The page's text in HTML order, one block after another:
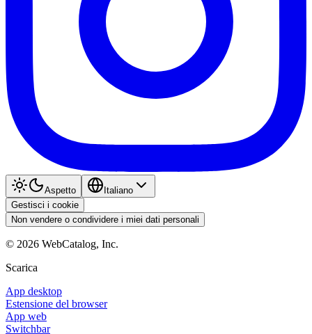
Aspetto
Italiano
Gestisci i cookie
Non vendere o condividere i miei dati personali
© 2026 WebCatalog, Inc.
Scarica
App desktop
Estensione del browser
App web
Switchbar